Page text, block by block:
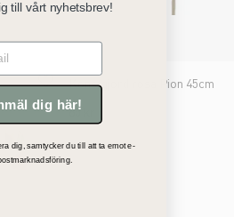
Konstgjord rosa Pion 45cm
85 kr
till vårt nyhetsbrev!
dig här!
dig, samtycker du till att ta emot e-